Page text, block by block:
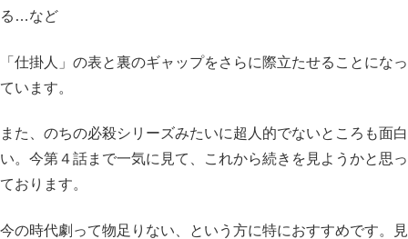
る…など
「仕掛人」の表と裏のギャップをさらに際立たせることになっ
ています。
また、のちの必殺シリーズみたいに超人的でないところも面白
い。今第４話まで一気に見て、これから続きを見ようかと思っ
ております。
今の時代劇って物足りない、という方に特におすすめです。見